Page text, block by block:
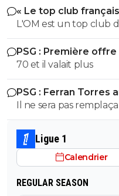
« Le top club
PSG
L'OM est un top club
gagner la coupe
PSG : Première
choquante
70 et il valait plus
PSG : Ferran Torres
Il ne sera pas
demarrer un match
Ligue 1
Calendrier
REGULAR SEASON